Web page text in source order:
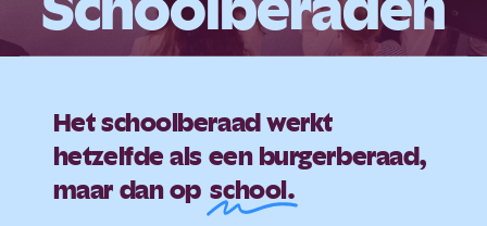
Het schoolberaad werkt
hetzelfde als een burgerberaad,
maar dan op school.